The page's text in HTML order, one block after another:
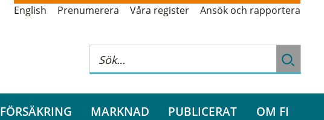
English Prenumerera Våra register Ansök och rapportera
FÖRSÄKRING MARKNAD PUBLICERAT OM FI